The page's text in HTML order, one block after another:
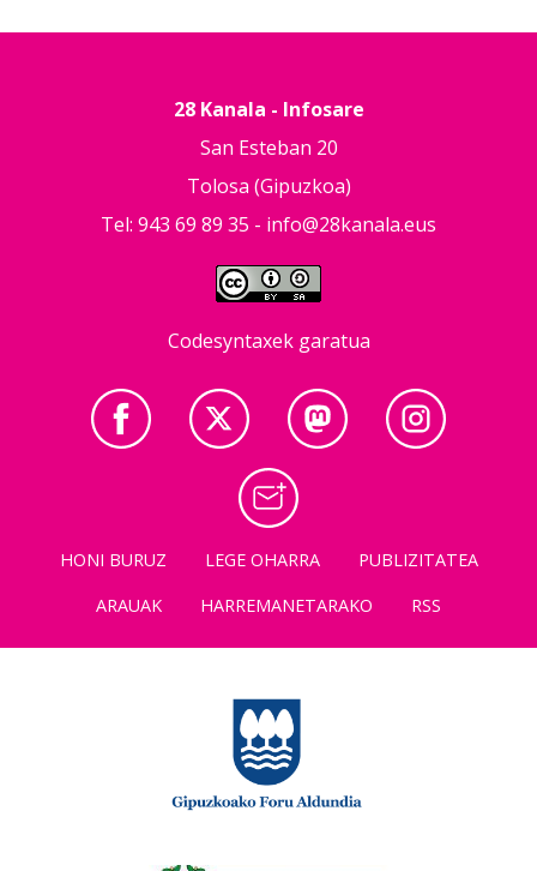
28 Kanala - Infosare
San Esteban 20
Tolosa (Gipuzkoa)
Tel: 943 69 89 35 - info@28kanala.eus
Codesyntaxek garatua
HONI BURUZ LEGE OHARRA
PUBLIZITATEA
ARAUAK
HARREMANETARAKO RSS